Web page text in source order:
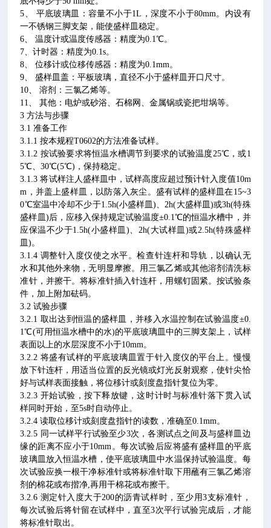
5、 平底玻璃皿：容量不小于1L，深度不小于80mm。内设有
一不锈钢三脚支架，能使盛样皿稳定。
6、 温度计或温度传感器：精度为0.1℃。
7、计时器：精度为0.1s。
8、 位移计或位移传感器：精度为0.1mm。
9、 盛样皿盖：平板玻璃，直径不小于盛样皿开口尺寸。
10、 溶剂：三氯乙烯等。
11、 其他：电炉或砂浴、石棉网、金属锅或瓷把坩埚等。
3 方法与步骤
3.1 准备工作
3.1.1 按本规程T0602的方法准备试样。
3.1.2 按试验要求将恒温水槽调节到要求的试验温度25℃，或1
5℃、30℃(5℃)，保持稳定。
3.1.3 将试样注人盛样皿中，试样高度应超过预计针入度值10m
m，并盖上盛样皿，以防落入灰尘。盛有试样的盛样皿在15~3
0℃室温中冷却不少于1.5h(小盛样皿)、2h(大盛样皿)或3h(特殊
盛样皿)后，应移入保持规定试验温度±0.1℃的恒温水槽中，并
应保温不少于1.5h(小盛样皿)、2h(大试样皿)或2.5h(特殊盛样
皿)。
3.1.4 调整针入度仪使之水平。检查针连杆和导轨，以确认无
水和其他外来物，无明显摩擦。用三氯乙烯或其他溶剂清洗标
准针，并擦干。将标准针插入针连杆，用螺钉固紧。按试验条
件，加上附加砝码。
3.2 试验步骤
3.2.1 取出达到恒温的盛样皿，并移入水温控制在试验温度±0.
1℃(可用恒温水槽中的水)的平底玻璃皿中的三脚支架上，试样
表面以上的水层深度不小于10mm。
3.2.2 将盛有试样的平底玻璃皿置于针入度仪的平台上。慢慢
放下针连杆，用适当位置的反光镜或灯光反射观察，使针尖恰
好与试样表面接触，将位移计或刻度盘指针复位为零。
3.2.3 开始试验，按下释放键，这时计时与标准针落下贯入试
样同时开始，至5s时自动停止。
3.2.4 读取位移计或刻度盘指针的读数，准确至0.1mm。
3.2.5 同一试样平行试验至少3次，各测试点之间及与盛样皿边
缘的距离不应小于10mm。每次试验后应将盛有盛样皿的平底
玻璃皿放入恒温水槽，使平底玻璃皿中水温保持试验温度。每
次试验应换一根干净标准针或将标准针取下用蘸有三氯乙烯溶
剂的棉花或布揩净,再用干棉花或布擦干。
3.2.6 测定针入度大于200的沥青试样时，至少用3支标准针，
每次试验后将针留在试样中，直至3次平行试验完成后，才能
将标准针取出。